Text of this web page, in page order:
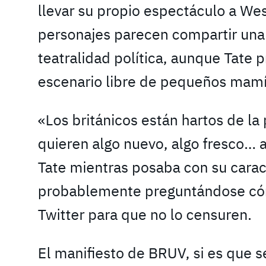
llevar su propio espectáculo a
personajes parecen compartir
teatralidad política, aunque Tate
escenario libre de pequeños
«Los británicos están hartos de
quieren algo nuevo, algo fresco…
Tate mientras posaba con su
probablemente preguntándose
Twitter para que no lo censuren.
El manifiesto de BRUV, si es que